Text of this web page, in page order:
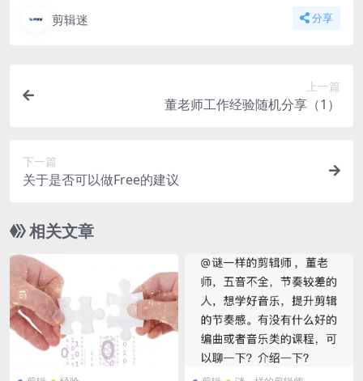
剪辑迷 分享
上一篇
董老师工作经验随机分享（1）
下一篇
关于是否可以做Free的建议
相关文章